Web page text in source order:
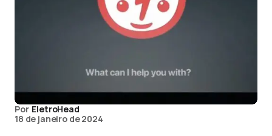
Por EletroHead
18 de janeiro de 2024